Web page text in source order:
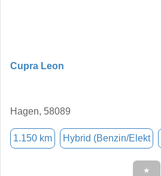
Cupra Leon
Hagen, 58089
1.150 km Hybrid (Benzin/Elekt
★